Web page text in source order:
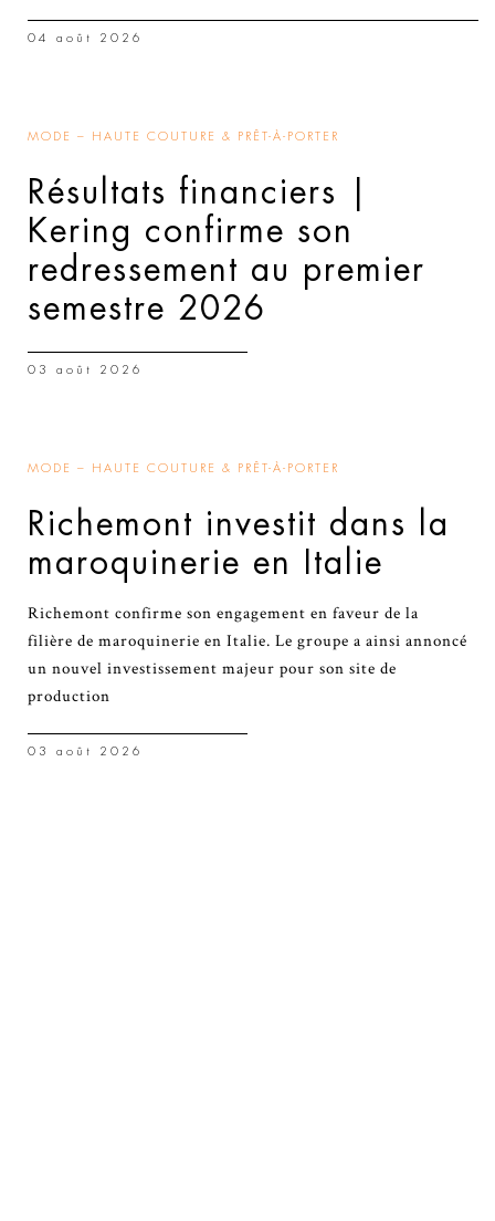
04 août 2026
MODE – HAUTE COUTURE & PRÊT-À-PORTER
Résultats financiers |
Kering confirme son
redressement au premier
semestre 2026
03 août 2026
MODE – HAUTE COUTURE & PRÊT-À-PORTER
Richemont investit dans la
maroquinerie en Italie
Richemont confirme son engagement en faveur de la
filière de maroquinerie en Italie. Le groupe a ainsi annoncé
un nouvel investissement majeur pour son site de
production
03 août 2026